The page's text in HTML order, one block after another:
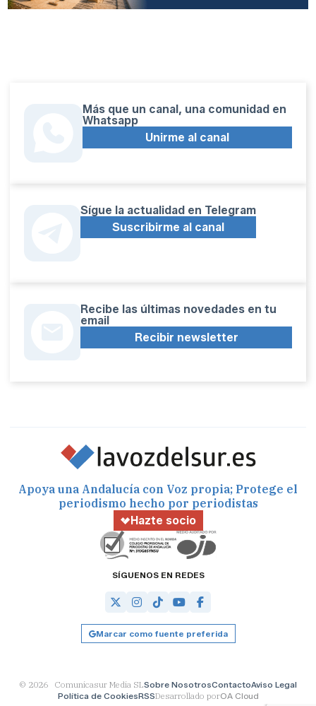
Más que un canal, una comunidad en
Whatsapp
Unirme al canal
Sígue la actualidad en Telegram
Suscribirme al canal
Recibe las últimas novedades en tu
email
Recibir newsletter
Apoya una Andalucía con Voz propia; Protege el
periodismo hecho por periodistas
Hazte socio
SÍGUENOS EN REDES
Marcar como fuente preferida
© 2026 Comunicasur Media SLSobre NosotrosContactoAviso Legal
Política de CookiesRSSDesarrollado porOA Cloud